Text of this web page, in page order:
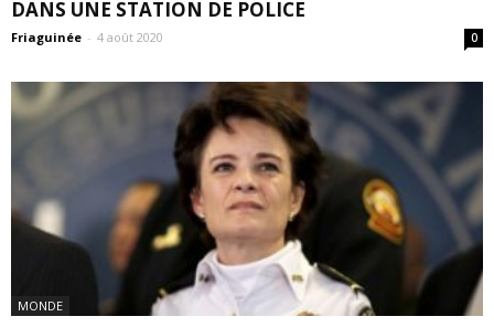
DANS UNE STATION DE POLICE
Friaguinée - 4 août 2020 0
MONDE